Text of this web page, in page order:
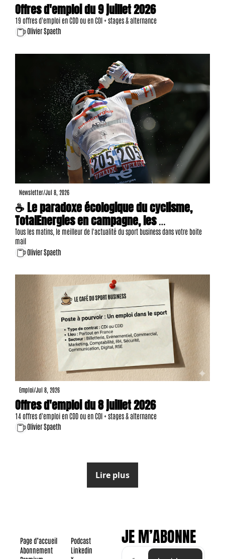
Offres d'emploi du 9 juillet 2026
19 offres d'emploi en CDD ou en CDI + stages & alternance
Olivier Spaeth
Newsletter/Jul 8, 2026
☕ Le paradoxe écologique du cyclisme,
TotalEnergies en campagne, les
annonceurs passent à la caisse, 14 offres
d'emploi, etc.
Tous les matins, le meilleur de l'actualité du sport business dans votre boite
mail
Olivier Spaeth
Emploi/Jul 8, 2026
Offres d'emploi du 8 juillet 2026
14 offres d'emploi en CDD ou en CDI + stages & alternance
Olivier Spaeth
Lire plus
Page d’accueil
Abonnement
Podcast
Linkedin
JE M’ABONNE